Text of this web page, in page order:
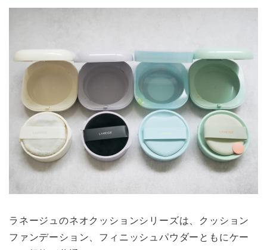
ラネージュのネオクッションシリーズは、クッション
ファンデーション、フィニッシュパウダーともにケー